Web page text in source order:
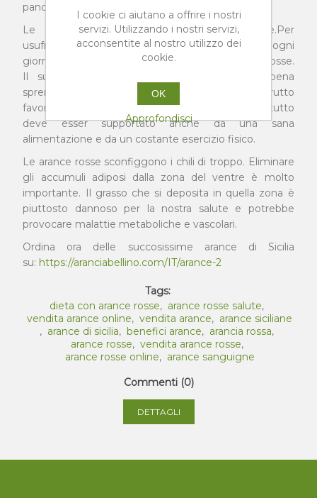
pancetta, snellendo il girovita.
Le arance rosse, quindi, aiutano a dimagrire.Per
usufruire dei benefici del frutto bisognerà bere, ogni
giorno, mezzo litro di spremuta fresca di arance rosse.
Il succo di arance rosse va consumato appena
spremuto, perché il potere antiossidante del frutto
favorisca l'eliminazione del grasso. Ovviamente, il tutto
deve esser supportato anche da una sana
alimentazione e da un costante esercizio fisico.
Le arance rosse sconfiggono i chili di troppo. Eliminare
gli accumuli adiposi dalla zona del ventre è molto
importante. Il grasso che si deposita in quella zona è
piuttosto dannoso per la nostra salute e potrebbe
provocare malattie metaboliche e vascolari.
Ordina ora delle succosissime arance di Sicilia
su: https://aranciabellino.com/IT/arance-2
Tags:
dieta con arance rosse, arance rosse salute,
vendita arance online, vendita arance, arance siciliane
, arance di sicilia, benefici arance, arancia rossa,
arance rosse, vendita arance rosse,
arance rosse online, arance sanguigne
Commenti (0)
DETTAGLI
I cookie ci aiutano a offrire i nostri
servizi. Utilizzando i nostri servizi,
acconsentite al nostro utilizzo dei
cookie.
OK
Approfondisci